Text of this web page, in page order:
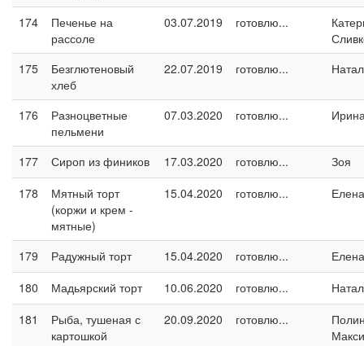
174
Печенье на
рассоле
03.07.2019 готовлю...
175
Безглютеновый
хлеб
22.07.2019 готовлю...
176
Разноцветные
пельмени
07.03.2020 готовлю...
177 Сироп из фиников 17.03.2020 готовлю...
Зоя
178
Мятный торт
(коржи и крем -
мятные)
15.04.2020 готовлю...
179 Радужный торт 15.04.2020 готовлю...
180
Мадьярский торт 10.06.2020 готовлю...
181
Рыба, тушеная с
картошкой
20.09.2020 готовлю...